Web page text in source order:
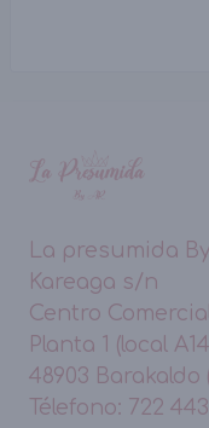
La presumida
Kareaga s/n
Centro
Planta 1 (local
48903 Barakaldo
Télefono: 722